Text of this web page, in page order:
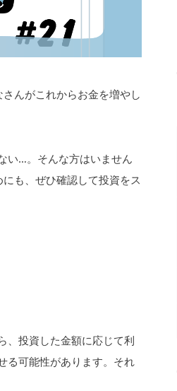
んがこれからお金を増やし
い…。そんな方はいません
も、ぜひ確認して投資をス
、投資した金額に応じて利
る可能性があります。それ